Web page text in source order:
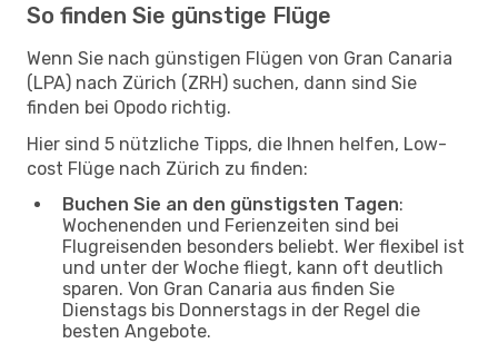
So finden Sie günstige Flüge
Wenn Sie nach günstigen Flügen von Gran Canaria
(LPA) nach Zürich (ZRH) suchen, dann sind Sie
finden bei Opodo richtig.
Hier sind 5 nützliche Tipps, die Ihnen helfen, Low-
cost Flüge nach Zürich zu finden:
Buchen Sie an den günstigsten Tagen:
Wochenenden und Ferienzeiten sind bei
Flugreisenden besonders beliebt. Wer flexibel ist
und unter der Woche fliegt, kann oft deutlich
sparen. Von Gran Canaria aus finden Sie
Dienstags bis Donnerstags in der Regel die
besten Angebote.